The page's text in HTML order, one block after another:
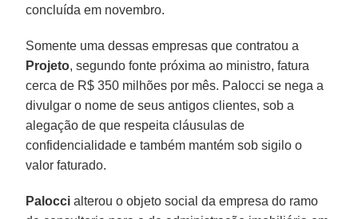
concluída em novembro.
Somente uma dessas empresas que contratou a
Projeto, segundo fonte próxima ao ministro, fatura
cerca de R$ 350 milhões por mês. Palocci se nega a
divulgar o nome de seus antigos clientes, sob a
alegação de que respeita cláusulas de
confidencialidade e também mantém sob sigilo o
valor faturado.
Palocci alterou o objeto social da empresa do ramo